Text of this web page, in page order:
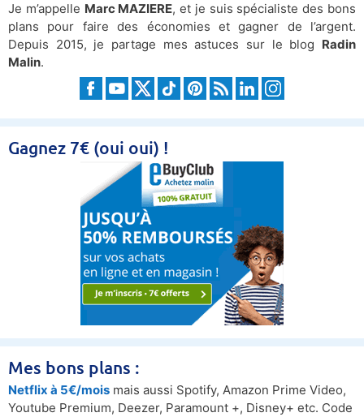
Je m’appelle Marc MAZIERE, et je suis spécialiste des bons
plans pour faire des économies et gagner de l’argent.
Depuis 2015, je partage mes astuces sur le blog Radin
Malin.
Gagnez 7€ (oui oui) !
Mes bons plans :
Netflix à 5€/mois mais aussi Spotify, Amazon Prime Video,
Youtube Premium, Deezer, Paramount +, Disney+ etc. Code